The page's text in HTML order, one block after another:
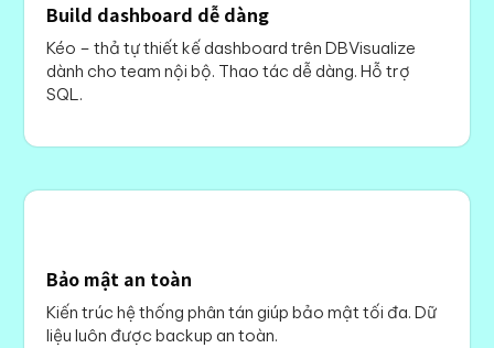
Build dashboard dễ dàng
Kéo – thả tự thiết kế dashboard trên DBVisualize
dành cho team nội bộ. Thao tác dễ dàng. Hỗ trợ
SQL.
Bảo mật an toàn
Kiến trúc hệ thống phân tán giúp bảo mật tối đa. Dữ
liệu luôn được backup an toàn.